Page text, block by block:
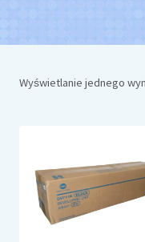
Wyświetlanie jednego